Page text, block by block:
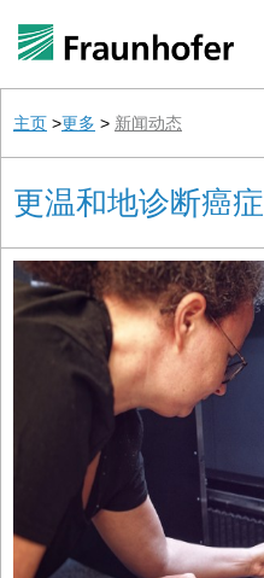
主页 >更多 > 新闻动态
更温和地诊断癌症